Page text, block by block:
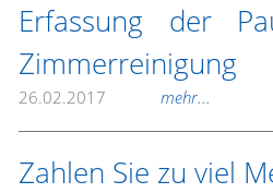
Erfassung der
Zimmerreinigung
26.02.2017 mehr...
Zahlen Sie zu viel